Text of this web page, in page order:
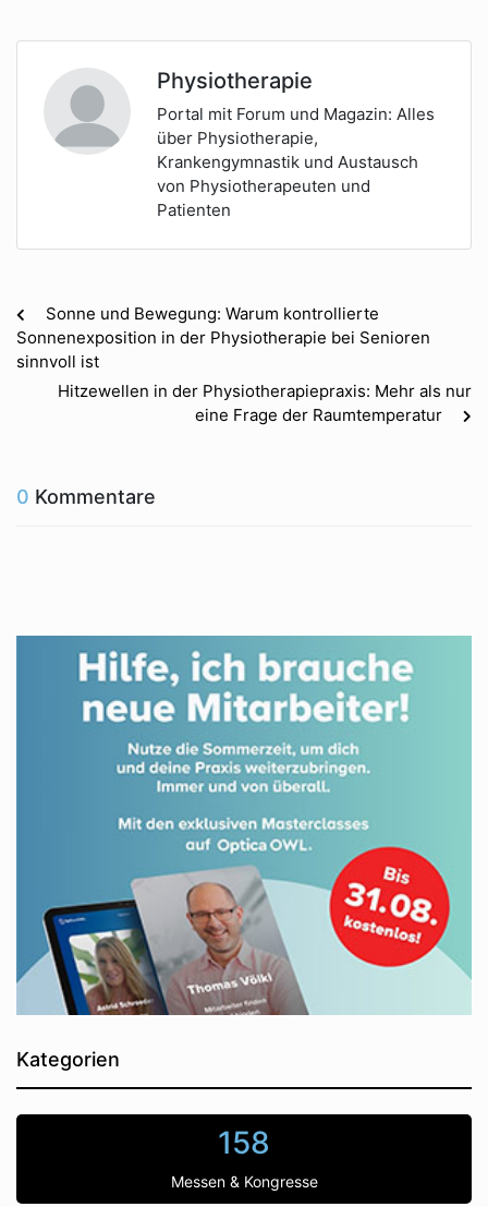
Physiotherapie
Portal mit Forum und Magazin: Alles
über Physiotherapie,
Krankengymnastik und Austausch
von Physiotherapeuten und
Patienten
Sonne und Bewegung: Warum kontrollierte
Sonnenexposition in der Physiotherapie bei Senioren
sinnvoll ist
Hitzewellen in der Physiotherapiepraxis: Mehr als nur
eine Frage der Raumtemperatur
0 Kommentare
Kategorien
158
Messen & Kongresse